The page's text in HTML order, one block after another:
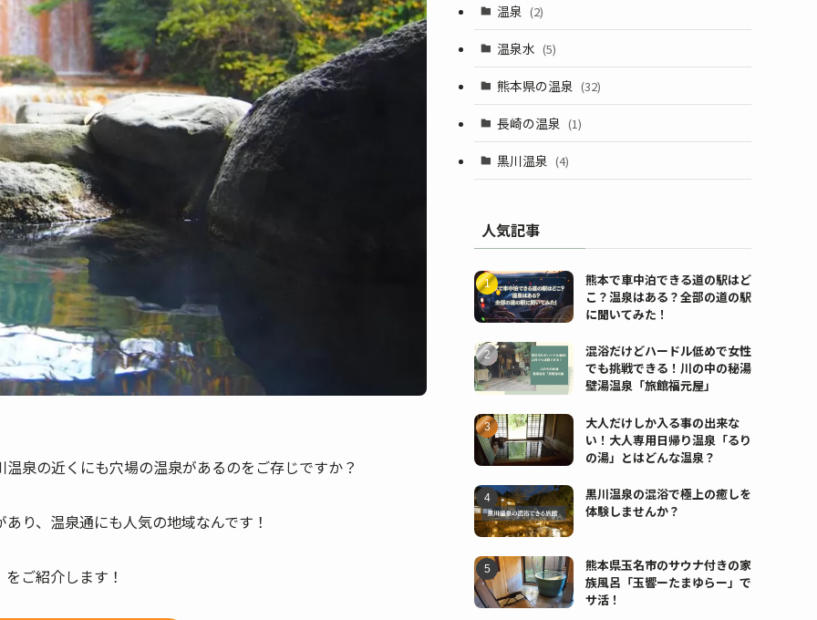
泉の近くにも穴場の温泉があるのをご存じですか？
り、温泉通にも人気の地域なんです！
ご紹介します！
温泉 (2)
温泉水 (5)
熊本県の温泉 (32)
長崎の温泉 (1)
黒川温泉 (4)
人気記事
熊本で車中泊できる道の駅はど
こ？温泉はある？全部の道の駅
に聞いてみた！
混浴だけどハードル低めで女性
でも挑戦できる！川の中の秘湯
壁湯温泉「旅館福元屋」
大人だけしか入る事の出来な
い！大人専用日帰り温泉「るり
の湯」とはどんな温泉？
黒川温泉の混浴で極上の癒しを
体験しませんか？
熊本県玉名市のサウナ付きの家
族風呂「玉響ーたまゆらー」で
サ活！